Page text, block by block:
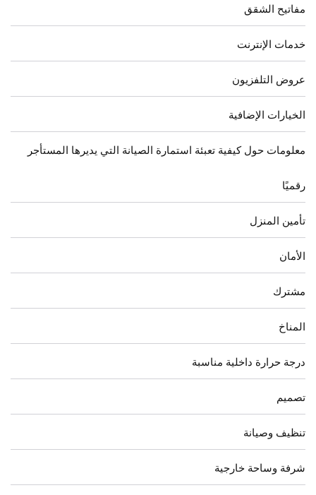
مفاتيح الشقق
خدمات الإنترنت
عروض التلفزيون
الخيارات الإضافية
معلومات حول كيفية تعبئة استمارة الصيانة التي يديرها المستأجر
رقميًا
تأمين المنزل
الأمان
مشترك
المناخ
درجة حرارة داخلية مناسبة
تصميم
تنظيف وصيانة
شرفة وساحة خارجية